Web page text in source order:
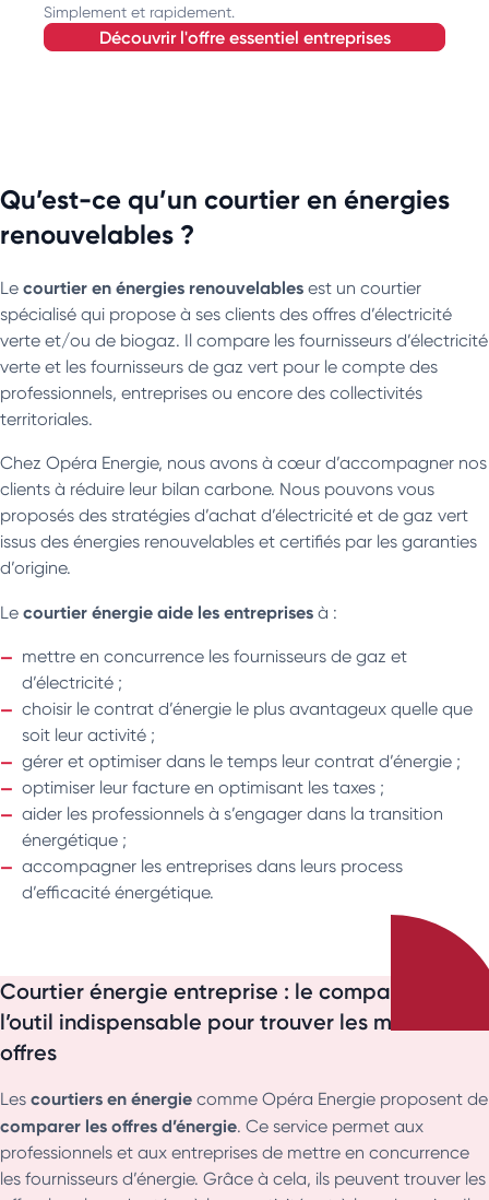
Simplement et rapidement.
découvrir l'offre essentiel entreprises
Qu’est-ce qu’un courtier en énergies
renouvelables ?
Le courtier en énergies renouvelables est un courtier
spécialisé qui propose à ses clients des offres d’électricité
verte et/ou de biogaz. Il compare les fournisseurs d’électricité
verte et les fournisseurs de gaz vert pour le compte des
professionnels, entreprises ou encore des collectivités
territoriales.
Chez Opéra Energie, nous avons à cœur d’accompagner nos
clients à réduire leur bilan carbone. Nous pouvons vous
proposés des stratégies d’achat d’électricité et de gaz vert
issus des énergies renouvelables et certifiés par les garanties
d’origine.
Le courtier énergie aide les entreprises à :
mettre en concurrence les fournisseurs de gaz et
d’électricité ;
choisir le contrat d’énergie le plus avantageux quelle que
soit leur activité ;
gérer et optimiser dans le temps leur contrat d’énergie ;
optimiser leur facture en optimisant les taxes ;
aider les professionnels à s’engager dans la transition
énergétique ;
accompagner les entreprises dans leurs process
d’efficacité énergétique.
Courtier énergie entreprise : le comparateur,
l’outil indispensable pour trouver les meilleures
offres
Les courtiers en énergie comme Opéra Energie proposent de
comparer les offres d’énergie. Ce service permet aux
professionnels et aux entreprises de mettre en concurrence
les fournisseurs d’énergie. Grâce à cela, ils peuvent trouver les